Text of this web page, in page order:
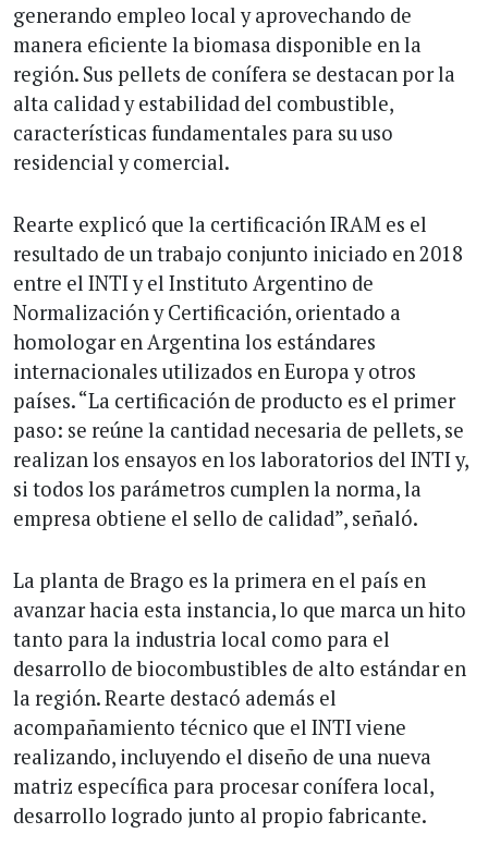
generando empleo local y aprovechando de
manera eficiente la biomasa disponible en la
región. Sus pellets de conífera se destacan por la
alta calidad y estabilidad del combustible,
características fundamentales para su uso
residencial y comercial.
Rearte explicó que la certificación IRAM es el
resultado de un trabajo conjunto iniciado en 2018
entre el INTI y el Instituto Argentino de
Normalización y Certificación, orientado a
homologar en Argentina los estándares
internacionales utilizados en Europa y otros
países. “La certificación de producto es el primer
paso: se reúne la cantidad necesaria de pellets, se
realizan los ensayos en los laboratorios del INTI y,
si todos los parámetros cumplen la norma, la
empresa obtiene el sello de calidad”, señaló.
La planta de Brago es la primera en el país en
avanzar hacia esta instancia, lo que marca un hito
tanto para la industria local como para el
desarrollo de biocombustibles de alto estándar en
la región. Rearte destacó además el
acompañamiento técnico que el INTI viene
realizando, incluyendo el diseño de una nueva
matriz específica para procesar conífera local,
desarrollo logrado junto al propio fabricante.